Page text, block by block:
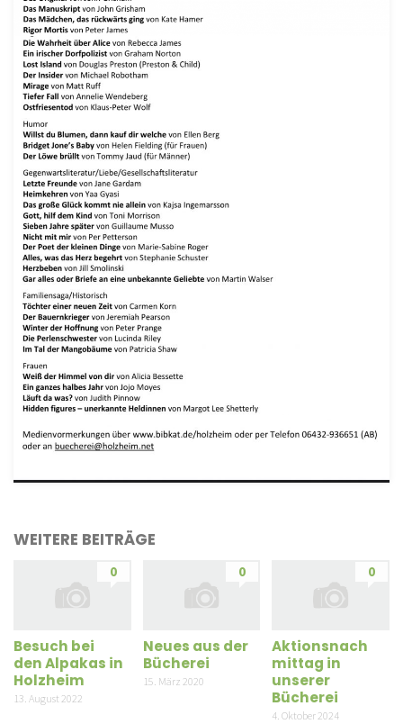
WEITERE BEITRÄGE
0
Besuch bei
den Alpakas in
Holzheim
13. August 2022
0
Neues aus der
Bücherei
15. März 2020
0
Aktionsnach
mittag in
unserer
Bücherei
4. Oktober 2024